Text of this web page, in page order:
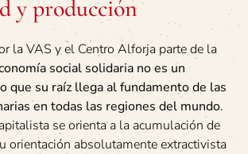
y producción
la VAS y el Centro Alforja parte de la
social solidaria no es un
que su raíz llega al fundamento de las
en todas las regiones del mundo.
se orienta a la acumulación de
orientación absolutamente extractivista